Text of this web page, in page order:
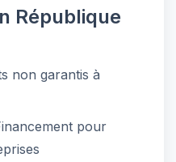
République
non garantis à
pour